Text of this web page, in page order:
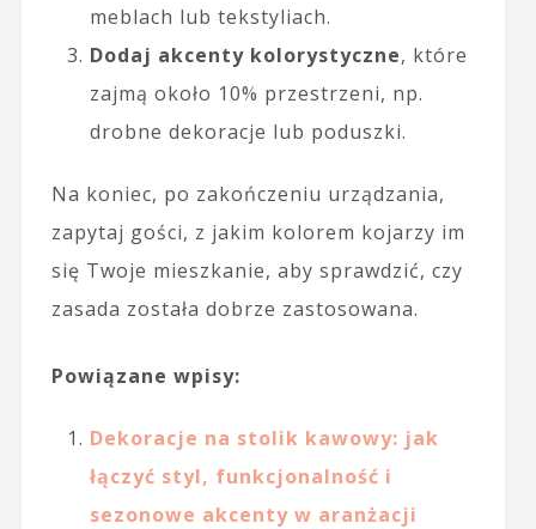
meblach lub tekstyliach.
Dodaj akcenty kolorystyczne, które
zajmą około 10% przestrzeni, np.
drobne dekoracje lub poduszki.
Na koniec, po zakończeniu urządzania,
zapytaj gości, z jakim kolorem kojarzy im
się Twoje mieszkanie, aby sprawdzić, czy
zasada została dobrze zastosowana.
Powiązane wpisy:
Dekoracje na stolik kawowy: jak
łączyć styl, funkcjonalność i
sezonowe akcenty w aranżacji